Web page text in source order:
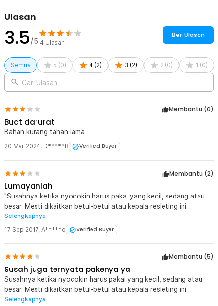
Kelengkapan Produk
Rincian yang Anda dapatkan untuk pembelian produk ini:
2 x Ritsleting Kecil
2 x Ritsleting Besar
Ulasan
3.5/5 4 Ulasan
Beri Ulasan
Semua 5 (0) 4 (2) 3 (2) 2 (0) 1 (0)
Cari Ulasan
Membantu (0)
Buat darurat
Bahan kurang tahan lama
20 Mar 2024, D*****B Verified Buyer
Membantu (2)
Lumayanlah
"Susahnya ketika nyocokin harus pakai yang kecil, sedang atau
besar. Mesti dikaitkan betul-betul atau kepala resleting ini
gampang copot" Kurang lebih sama dengan review sebelumnya.
Memang harus nyocokin pakai yg mana. Kadang udah cocok, eh
Selengkapnya
17 Sep 2017, A*****o Verified Buyer
Membantu (5)
Susah juga ternyata pakenya ya
Susahnya ketika nyocokin harus pakai yang kecil, sedang atau
besar. Mesti dikaitkan betul-betul atau kepala resleting ini
gampang copot
Selengkapnya